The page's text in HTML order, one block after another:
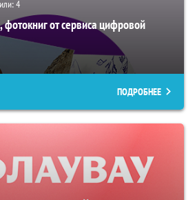
4
от сервиса цифровой
ПОДРОБНЕЕ